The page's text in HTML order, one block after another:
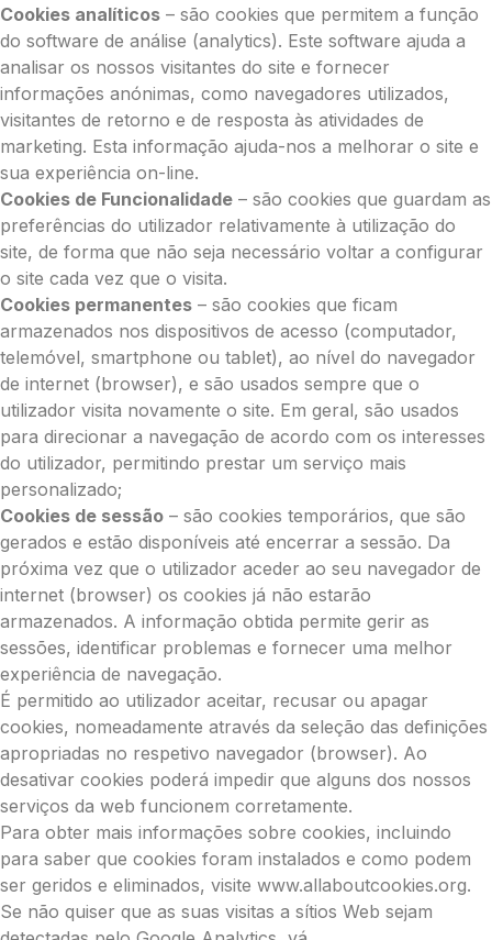
Cookies analíticos – são cookies que permitem a função
do software de análise (analytics). Este software ajuda a
analisar os nossos visitantes do site e fornecer
informações anónimas, como navegadores utilizados,
visitantes de retorno e de resposta às atividades de
marketing. Esta informação ajuda-nos a melhorar o site e
sua experiência on-line.
Cookies de Funcionalidade – são cookies que guardam as
preferências do utilizador relativamente à utilização do
site, de forma que não seja necessário voltar a configurar
o site cada vez que o visita.
Cookies permanentes – são cookies que ficam
armazenados nos dispositivos de acesso (computador,
telemóvel, smartphone ou tablet), ao nível do navegador
de internet (browser), e são usados sempre que o
utilizador visita novamente o site. Em geral, são usados
para direcionar a navegação de acordo com os interesses
do utilizador, permitindo prestar um serviço mais
personalizado;
Cookies de sessão – são cookies temporários, que são
gerados e estão disponíveis até encerrar a sessão. Da
próxima vez que o utilizador aceder ao seu navegador de
internet (browser) os cookies já não estarão
armazenados. A informação obtida permite gerir as
sessões, identificar problemas e fornecer uma melhor
experiência de navegação.
É permitido ao utilizador aceitar, recusar ou apagar
cookies, nomeadamente através da seleção das definições
apropriadas no respetivo navegador (browser). Ao
desativar cookies poderá impedir que alguns dos nossos
serviços da web funcionem corretamente.
Para obter mais informações sobre cookies, incluindo
para saber que cookies foram instalados e como podem
ser geridos e eliminados, visite www.allaboutcookies.org.
Se não quiser que as suas visitas a sítios Web sejam